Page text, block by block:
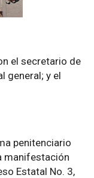
el secretario de
general; y el
penitenciario
manifestación
Estatal No. 3,